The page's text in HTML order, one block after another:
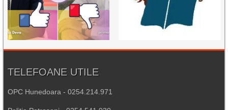
TELEFOANE UTILE
OPC Hunedoara - 0254.214.971